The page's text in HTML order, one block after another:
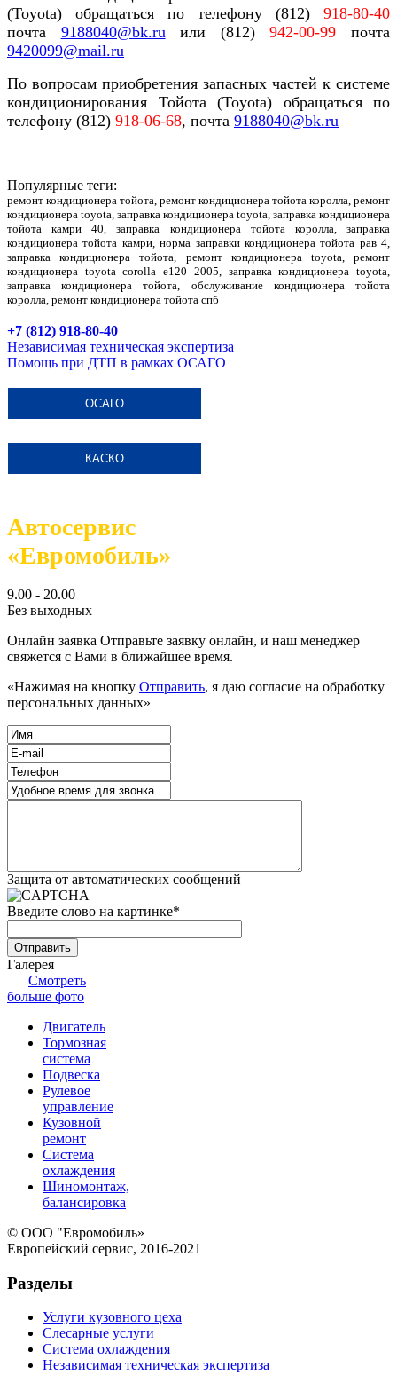
(Toyota) обращаться по телефону (812) 918-80-40
почта 9188040@bk.ru или (812)942-00-99 почта
9420099@mail.ru
По вопросам приобретения запасных частей к системе
кондиционирования Тойота (Toyota) обращаться по
телефону (812) 918-06-68, почта 9188040@bk.ru
Популярные теги:
ремонт кондиционера тойота, ремонт кондиционера тойота королла, ремонт
кондиционера toyota, заправка кондиционера toyota, заправка кондиционера
тойота камри 40, заправка кондиционера тойота королла, заправка
кондиционера тойота камри, норма заправки кондиционера тойота рав 4,
заправка кондиционера тойота, ремонт кондиционера toyota, ремонт
кондиционера toyota corolla e120 2005, заправка кондиционера toyota,
заправка кондиционера тойота, обслуживание кондиционера тойота
королла, ремонт кондиционера тойота спб
+7 (812) 918-80-40
Независимая техническая экспертиза
Помощь при ДТП в рамках ОСАГО
ОСАГО
КАСКО
Автосервис
«Евромобиль»
9.00 - 20.00
Без выходных
Онлайн заявка Отправьте заявку онлайн, и наш менеджер
свяжется с Вами в ближайшее время.
«Нажимая на кнопку Отправить, я даю согласие на обработку
персональных данных»
Защита от автоматических сообщений
Введите слово на картинке*
Галерея
Смотреть
больше фото
Двигатель
Тормозная
система
Подвеска
Рулевое
управление
Кузовной
ремонт
Система
охлаждения
Шиномонтаж,
балансировка
© ООО "Евромобиль»
Европейский сервис, 2016-2021
Разделы
Услуги кузовного цеха
Слесарные услуги
Система охлаждения
Независимая техническая экспертиза